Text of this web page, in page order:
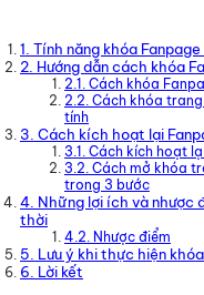
1. Tính năng khóa
2. Hướng dẫn cách khóa
2.1. Cách khóa
2.2. Cách khóa
tính
3. Cách kích hoạt lại
3.1. Cách kích hoạt
3.2. Cách mở khóa
trong 3 bước
4. Những lợi ích và nhược
thời
4.2. Nhược điểm
5. Lưu ý khi thực hiện
6. Lời kết